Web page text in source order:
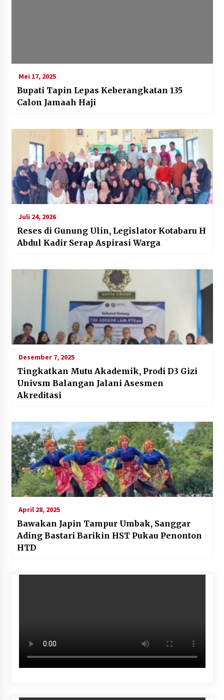
Mei 17, 2025
Bupati Tapin Lepas Keberangkatan 135
Calon Jamaah Haji
Juli 24, 2026
Reses di Gunung Ulin, Legislator Kotabaru H
Abdul Kadir Serap Aspirasi Warga
Desember 7, 2025
Tingkatkan Mutu Akademik, Prodi D3 Gizi
Univsm Balangan Jalani Asesmen
Akreditasi
April 28, 2025
Bawakan Japin Tampur Umbak, Sanggar
Ading Bastari Barikin HST Pukau Penonton
HTD